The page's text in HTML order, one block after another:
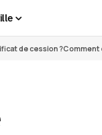
de cession ?Comment